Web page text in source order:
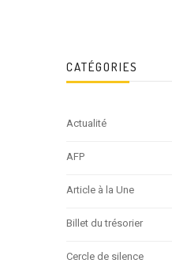
CATÉGORIES
Actualité
AFP
Article à la Une
Billet du trésorier
Cercle de silence